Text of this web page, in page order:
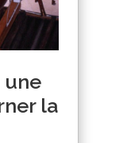
une
la